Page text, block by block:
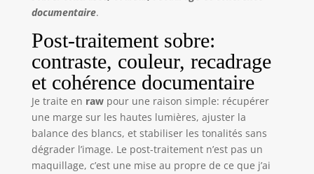
documentaire.
Post-traitement sobre:
contraste, couleur, recadrage
et cohérence documentaire
Je traite en rawpour une raison simple: récupérer
une marge sur les hautes lumières, ajuster la
balance des blancs, et stabiliser les tonalités sans
dégrader l’image. Le post-traitement n’est pas un
maquillage, c’est une mise au propre de ce que j’ai